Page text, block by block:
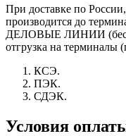
При доставке по
производится до
ДЕЛОВЫЕ ЛИНИИ
отгрузка на терминалы
КСЭ.
ПЭК.
СДЭК.
Условия